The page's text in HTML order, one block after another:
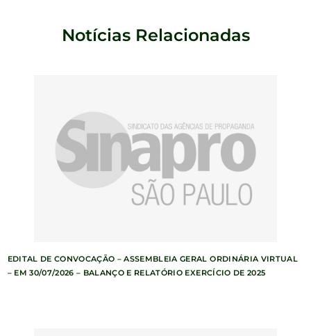
Notícias Relacionadas
EDITAL DE CONVOCAÇÃO – ASSEMBLEIA GERAL ORDINÁRIA VIRTUAL
– EM 30/07/2026 – BALANÇO E RELATÓRIO EXERCÍCIO DE 2025